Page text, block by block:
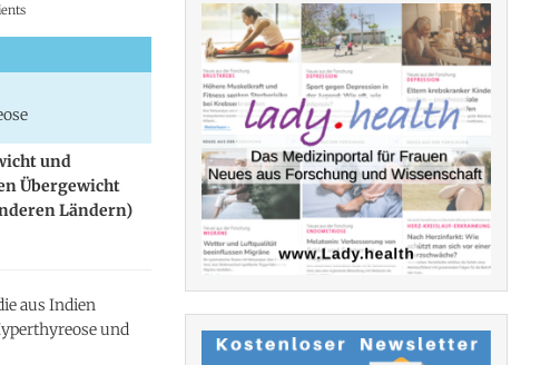
und
Übergewicht
Ländern)
aus Indien
und